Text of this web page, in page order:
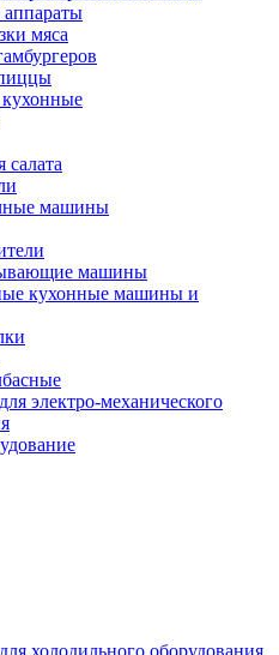
мяса
машины
машины
кухонные машины и
электро-механического
холодильного оборудования